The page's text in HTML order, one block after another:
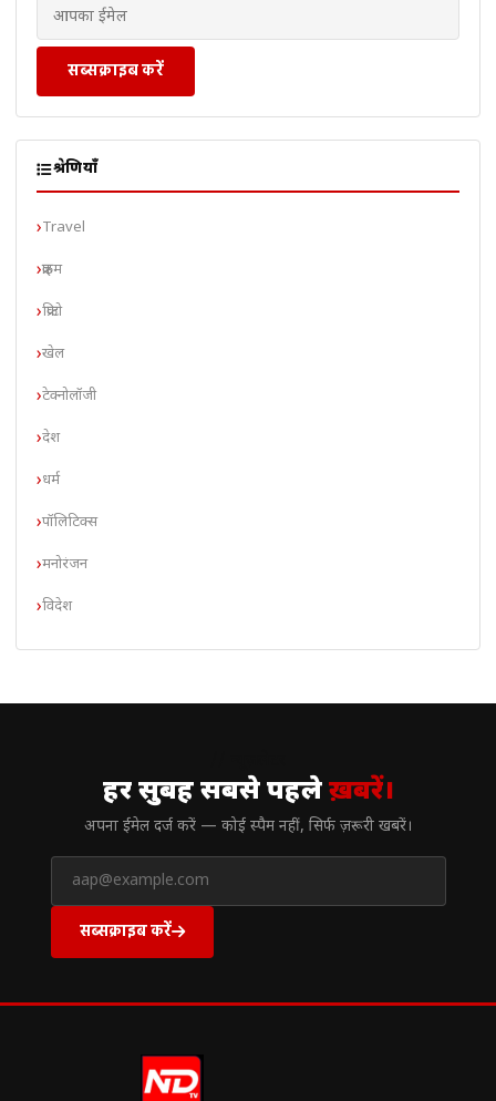
सब्सक्राइब करें
श्रेणियाँ
Travel
क्राइम
क्रिप्टो
खेल
टेक्नोलॉजी
देश
धर्म
पॉलिटिक्स
मनोरंजन
विदेश
हर सुबह सबसे पहलेख़बरें।
अपना ईमेल दर्ज करें — कोई स्पैम नहीं, सिर्फ ज़रूरी खबरें।
सब्सक्राइब करें